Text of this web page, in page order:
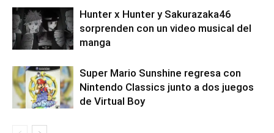
Hunter x Hunter y Sakurazaka46
sorprenden con un video musical del
manga
Super Mario Sunshine regresa con
Nintendo Classics junto a dos juegos
de Virtual Boy